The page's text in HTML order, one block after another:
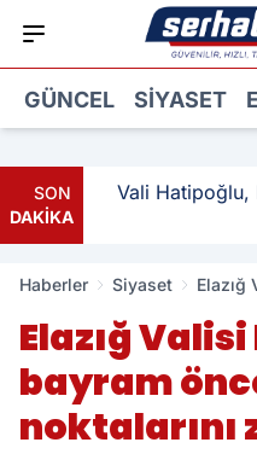
GÜNCEL SIYASET
SON
DAKİKA
Vali Hatipoğlu,
Haberler Siyaset
Elazığ
Elazığ
bayram